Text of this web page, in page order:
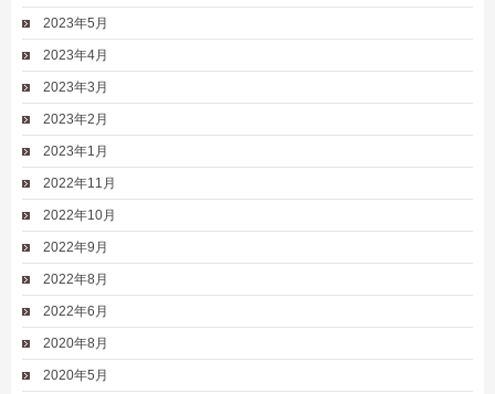
2023年5月
2023年4月
2023年3月
2023年2月
2023年1月
2022年11月
2022年10月
2022年9月
2022年8月
2022年6月
2020年8月
2020年5月